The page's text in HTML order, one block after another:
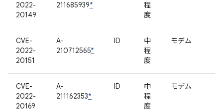
2022-
20149
211685939*
程
度
CVE-
2022-
20151
A-
210712565*
ID
中
程
度
モデム
CVE-
2022-
20169
A-
211162353*
ID
中
程
度
モデム